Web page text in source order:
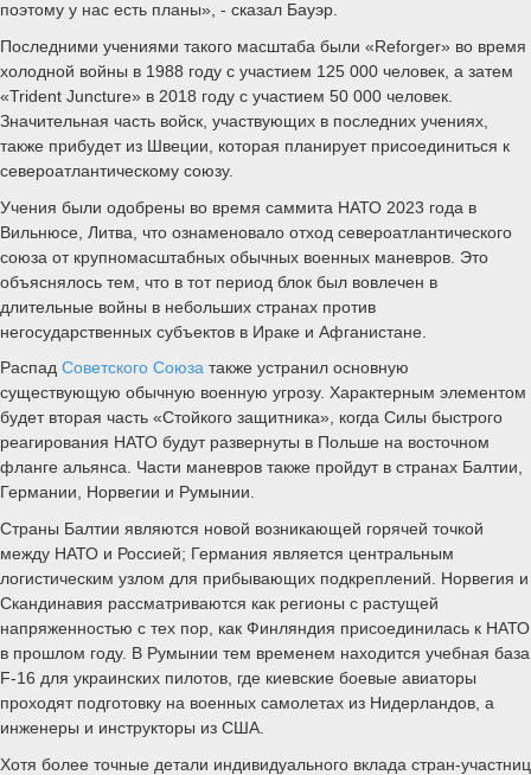
поэтому у нас есть планы», - сказал Бауэр.
Последними учениями такого масштаба были «Reforger» во время
холодной войны в 1988 году с участием 125 000 человек, а затем
«Trident Juncture» в 2018 году с участием 50 000 человек.
Значительная часть войск, участвующих в последних учениях,
также прибудет из Швеции, которая планирует присоединиться к
североатлантическому союзу.
Учения были одобрены во время саммита НАТО 2023 года в
Вильнюсе, Литва, что ознаменовало отход североатлантического
союза от крупномасштабных обычных военных маневров. Это
объяснялось тем, что в тот период блок был вовлечен в
длительные войны в небольших странах против
негосударственных субъектов в Ираке и Афганистане.
Распад Советского Союза также устранил основную
существующую обычную военную угрозу. Характерным элементом
будет вторая часть «Стойкого защитника», когда Силы быстрого
реагирования НАТО будут развернуты в Польше на восточном
фланге альянса. Части маневров также пройдут в странах Балтии,
Германии, Норвегии и Румынии.
Страны Балтии являются новой возникающей горячей точкой
между НАТО и Россией; Германия является центральным
логистическим узлом для прибывающих подкреплений. Норвегия и
Скандинавия рассматриваются как регионы с растущей
напряженностью с тех пор, как Финляндия присоединилась к НАТО
в прошлом году. В Румынии тем временем находится учебная база
F-16 для украинских пилотов, где киевские боевые авиаторы
проходят подготовку на военных самолетах из Нидерландов, а
инженеры и инструкторы из США.
Хотя более точные детали индивидуального вклада стран-участниц